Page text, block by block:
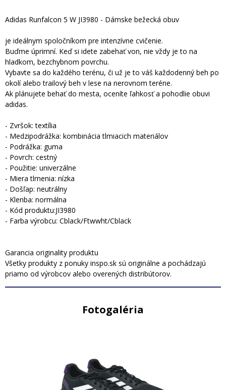
Adidas Runfalcon 5 W JI3980 - Dámske bežecká obuv
je ideálnym spoločníkom pre intenzívne cvičenie.
Buďme úprimní. Keď si idete zabehať von, nie vždy je to na
hladkom, bezchybnom povrchu.
Vybavte sa do každého terénu, či už je to váš každodenný beh po
okolí alebo trailový beh v lese na nerovnom teréne.
Ak plánujete behať do mesta, oceníte ľahkosť a pohodlie obuvi
adidas.
- Zvršok: textília
- Medzipodrážka: kombinácia tlmiacich materiálov
- Podrážka: guma
- Povrch: cestný
- Použitie: univerzálne
- Miera tlmenia: nízka
- Došľap: neutrálny
- Klenba: normálna
- Kód produktu:JI3980
- Farba výrobcu: Cblack/Ftwwht/Cblack
Garancia originality produktu
Všetky produkty z ponuky inspo.sk sú originálne a pochádzajú
priamo od výrobcov alebo overených distribútorov.
Fotogaléria